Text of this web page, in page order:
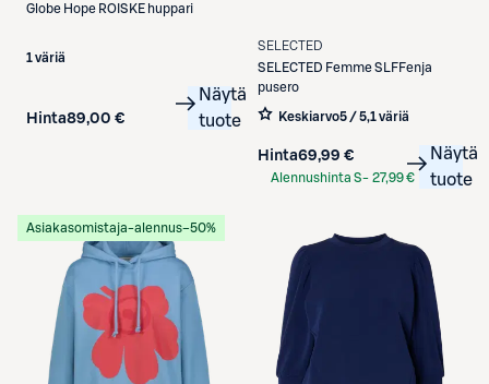
Globe Hope ROISKE huppari
1 väriä
Hinta89,00 €
Näytä
tuote
SELECTED
SELECTED Femme SLFFenja
pusero
Keskiarvo5 / 5,1 väriä
Hinta69,99 €
Alennushinta S- 27,99 €
Näytä
tuote
Asiakasomistaja-alennus−50%